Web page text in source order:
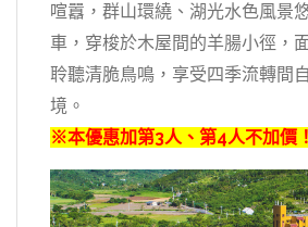
喧囂，群山環繞、湖光水色風景
車，穿梭於木屋間的羊腸小徑，
聆聽清脆鳥鳴，享受四季流轉間
境。
※本優惠加第3人、第4人不加價！